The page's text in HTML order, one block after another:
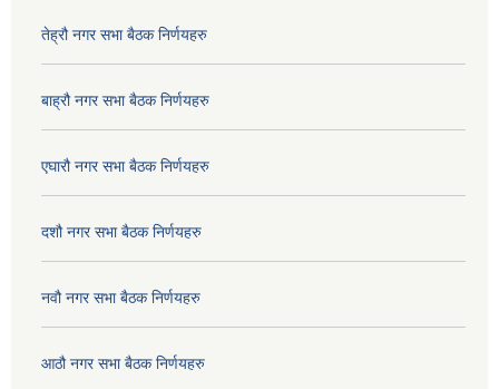
तेह्रौ नगर सभा बैठक निर्णयहरु
बाह्रौ नगर सभा बैठक निर्णयहरु
एघारौ नगर सभा बैठक निर्णयहरु
दशौ नगर सभा बैठक निर्णयहरु
नवौ नगर सभा बैठक निर्णयहरु
आठौ नगर सभा बैठक निर्णयहरु